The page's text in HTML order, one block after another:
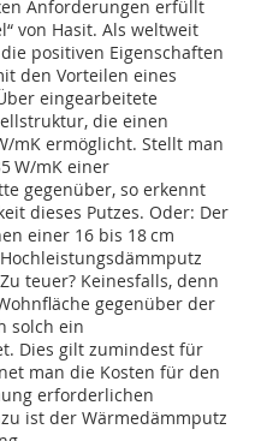
Anforderungen erfüllt
von Hasit. Als weltweit
positiven Eigenschaften
den Vorteilen eines
eingearbeitete
die einen
mK ermöglicht. Stellt man
W/mK einer
gegenüber, so erkennt
dieses Putzes. Oder: Der
einer 16 bis 18 cm
teuer? Keinesfalls, denn
gegenüber der
solch ein
Dies gilt zumindest für
man die Kosten für den
erforderlichen
ist der Wärmedämmputz